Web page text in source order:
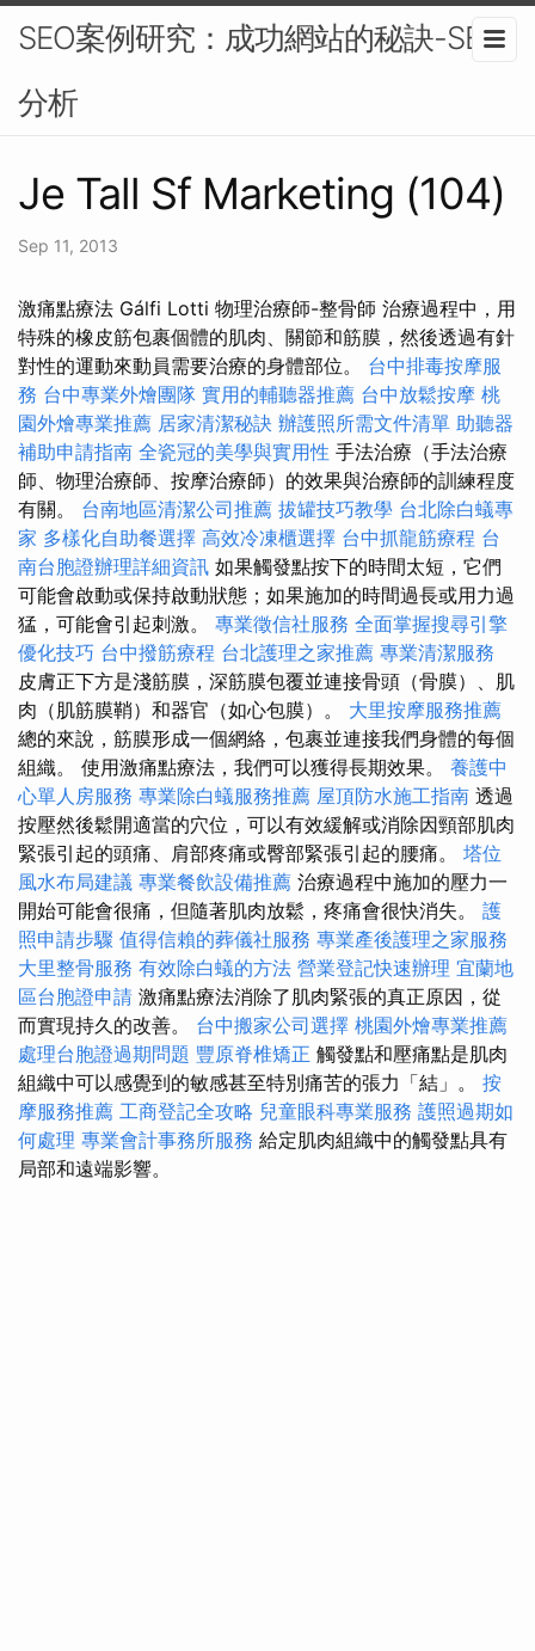
SEO案例研究：成功網站的秘訣-SEO
分析
Je Tall Sf Marketing (104)
Sep 11, 2013
激痛點療法 Gálfi Lotti 物理治療師-整骨師 治療過程中，用
特殊的橡皮筋包裹個體的肌肉、關節和筋膜，然後透過有針
對性的運動來動員需要治療的身體部位。 台中排毒按摩服
務 台中專業外燴團隊 實用的輔聽器推薦 台中放鬆按摩 桃
園外燴專業推薦 居家清潔秘訣 辦護照所需文件清單 助聽器
補助申請指南 全瓷冠的美學與實用性 手法治療（手法治療
師、物理治療師、按摩治療師）的效果與治療師的訓練程度
有關。 台南地區清潔公司推薦 拔罐技巧教學 台北除白蟻專
家 多樣化自助餐選擇 高效冷凍櫃選擇 台中抓龍筋療程 台
南台胞證辦理詳細資訊 如果觸發點按下的時間太短，它們
可能會啟動或保持啟動狀態；如果施加的時間過長或用力過
猛，可能會引起刺激。 專業徵信社服務 全面掌握搜尋引擎
優化技巧 台中撥筋療程 台北護理之家推薦 專業清潔服務
皮膚正下方是淺筋膜，深筋膜包覆並連接骨頭（骨膜）、肌
肉（肌筋膜鞘）和器官（如心包膜）。 大里按摩服務推薦
總的來說，筋膜形成一個網絡，包裹並連接我們身體的每個
組織。 使用激痛點療法，我們可以獲得長期效果。 養護中
心單人房服務 專業除白蟻服務推薦 屋頂防水施工指南 透過
按壓然後鬆開適當的穴位，可以有效緩解或消除因頸部肌肉
緊張引起的頭痛、肩部疼痛或臀部緊張引起的腰痛。 塔位
風水布局建議 專業餐飲設備推薦 治療過程中施加的壓力一
開始可能會很痛，但隨著肌肉放鬆，疼痛會很快消失。 護
照申請步驟 值得信賴的葬儀社服務 專業產後護理之家服務
大里整骨服務 有效除白蟻的方法 營業登記快速辦理 宜蘭地
區台胞證申請 激痛點療法消除了肌肉緊張的真正原因，從
而實現持久的改善。 台中搬家公司選擇 桃園外燴專業推薦
處理台胞證過期問題 豐原脊椎矯正 觸發點和壓痛點是肌肉
組織中可以感覺到的敏感甚至特別痛苦的張力「結」。 按
摩服務推薦 工商登記全攻略 兒童眼科專業服務 護照過期如
何處理 專業會計事務所服務 給定肌肉組織中的觸發點具有
局部和遠端影響。